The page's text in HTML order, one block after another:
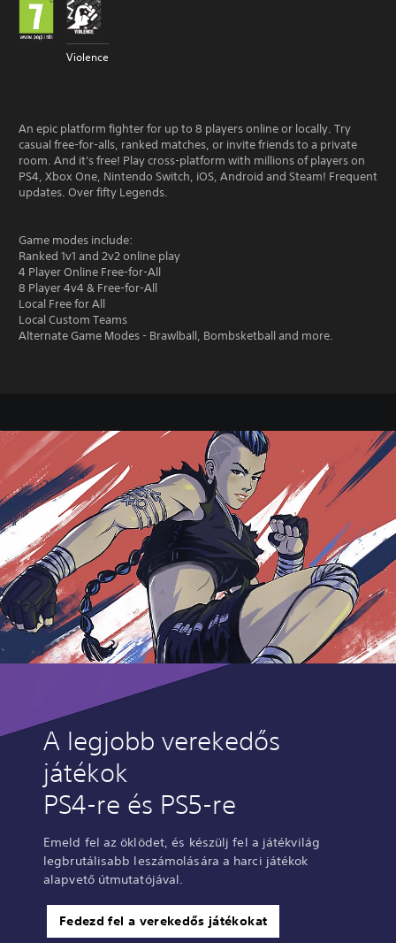
Violence
An epic platform fighter for up to 8 players online or locally. Try
casual free-for-alls, ranked matches, or invite friends to a private
room. And it's free! Play cross-platform with millions of players on
PS4, Xbox One, Nintendo Switch, iOS, Android and Steam! Frequent
updates. Over fifty Legends.
Game modes include:
Ranked 1v1 and 2v2 online play
4 Player Online Free-for-All
8 Player 4v4 & Free-for-All
Local Free for All
Local Custom Teams
Alternate Game Modes - Brawlball, Bombsketball and more.
A legjobb verekedős
játékok
PS4-re és PS5-re
Emeld fel az öklödet, és készülj fel a játékvilág
legbrutálisabb leszámolására a harci játékok
alapvető útmutatójával.
Fedezd fel a verekedős játékokat